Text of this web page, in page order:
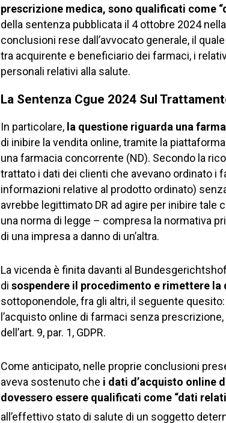
prescrizione medica, sono qualificati come
della sentenza pubblicata il 4 ottobre 2024
conclusioni rese dall’avvocato generale, il
tra acquirente e beneficiario dei farmaci, i
personali relativi alla salute.
La Sentenza Cgue 2024 Sul
In particolare, la questione riguarda una
di inibire la vendita online, tramite la
una farmacia concorrente (ND). Secondo la
trattato i dati dei clienti che avevano ordinato i
informazioni relative al prodotto ordinato)
avrebbe legittimato DR ad agire per inibire
una norma di legge – compresa la normativa
di una impresa a danno di un’altra.
La vicenda è finita davanti al
di sospendere il procedimento e rimettere
sottoponendole, fra gli altri, il seguente
l’acquisto online di farmaci senza
dell’art. 9, par. 1, GDPR.
Come anticipato, nelle proprie conclusioni
aveva sostenuto che i dati d’acquisto online
dovessero essere qualificati come “dati
all’effettivo stato di salute di un soggetto